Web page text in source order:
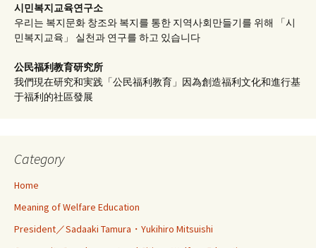
시민복지교육연구소
우리는 복지문화 창조와 복지를 통한 지역사회만들기를 위해 「시
민복지교육」 실천과 연구를 하고 있습니다
公民福利教育研究所
我們現在研究和実践「公民福利教育」因為創造福利文化和進行基
于福利的社區發展
Category
Home
Meaning of Welfare Education
President／Sadaaki Tamura・Yukihiro Mitsuishi